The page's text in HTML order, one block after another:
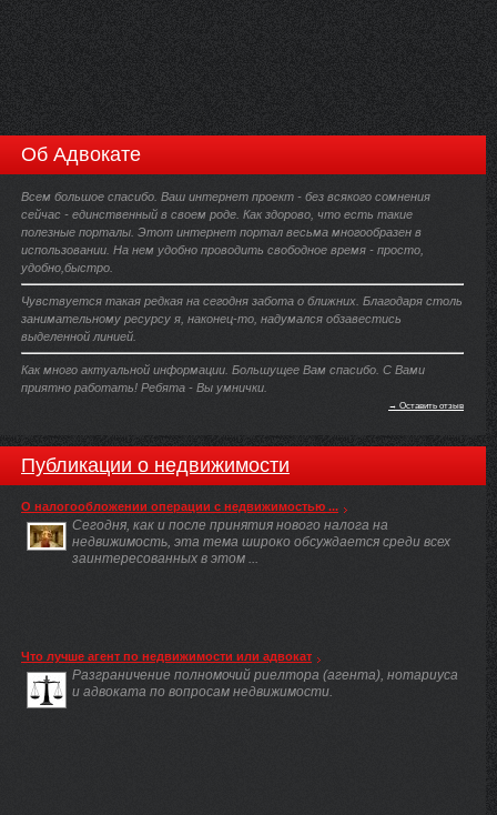
Об Адвокате
Всем большое спасибо. Ваш интернет проект - без всякого сомнения
сейчас - единственный в своем роде. Как здорово, что есть такие
полезные порталы. Этот интернет портал весьма многообразен в
использовании. На нем удобно проводить свободное время - просто,
удобно,быстро.
Чувствуется такая редкая на сегодня забота о ближних. Благодаря столь
занимательному ресурсу я, наконец-то, надумался обзавестись
выделенной линией.
Как много актуальной информации. Большущее Вам спасибо. С Вами
приятно работать! Ребята - Вы умнички.
→ Оставить отзыв
Публикации о недвижимости
О налогообложении операции с недвижимостью ...
Сегодня, как и после принятия нового налога на
недвижимость, эта тема широко обсуждается среди всех
заинтересованных в этом ...
Что лучше агент по недвижимости или адвокат
Разграничение полномочий риелтора (агента), нотариуса
и адвоката по вопросам недвижимости.